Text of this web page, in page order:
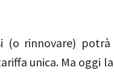
(o rinnovare) potrà
unica. Ma oggi